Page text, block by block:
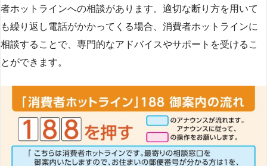
者ホットラインへの相談があります。適切な断り方を用いて
も繰り返し電話がかかってくる場合、消費者ホットラインに
相談することで、専門的なアドバイスやサポートを受けるこ
とができます​​。